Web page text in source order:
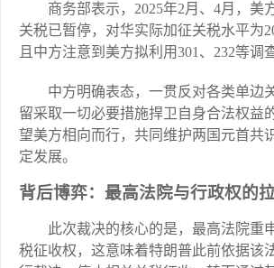
商务部表示，2025年2月、4月，美
关税已暂停，对华实际加征关税水平为
且中方注意到美方拟利用301、232等调
中方明确表态，一贯反对各类单边
留采取一切必要措施捍卫自身合法权益
望美方相向而行，共同维护两国元首共
定发展。
背后博弈：最高法院与行政权的
此次裁决的核心的是，最高法院重
税征收权，这意味着特朗普此前依据该